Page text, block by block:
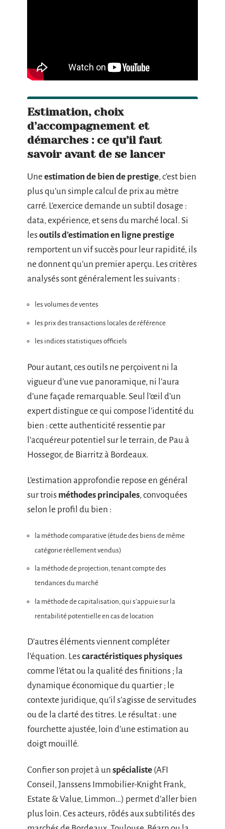
Estimation, choix
d’accompagnement et
démarches : ce qu’il faut
savoir avant de se lancer
Une estimation de bien de prestige, c’est bien
plus qu’un simple calcul de prix au mètre
carré. L’exercice demande un subtil dosage :
data, expérience, et sens du marché local. Si
lesoutils d’estimation en ligne prestige
remportent un vif succès pour leur rapidité, ils
ne donnent qu’un premier aperçu. Les critères
analysés sont généralement les suivants :
les volumes de ventes
les prix des transactions locales de référence
les indices statistiques officiels
Pour autant, ces outils ne perçoivent ni la
vigueur d’une vue panoramique, ni l’aura
d’une façade remarquable. Seul l’œil d’un
expert distingue ce qui compose l’identité du
bien : cette authenticité ressentie par
l’acquéreur potentiel sur le terrain, de Pau à
Hossegor, de Biarritz à Bordeaux.
L’estimation approfondie repose en général
sur trois méthodes principales, convoquées
selon le profil du bien :
la méthode comparative (étude des biens de même
catégorie réellement vendus)
la méthode de projection, tenant compte des
tendances du marché
la méthode de capitalisation, qui s’appuie sur la
rentabilité potentielle en cas de location
D’autres éléments viennent compléter
l’équation. Lescaractéristiques physiques
comme l’état ou la qualité des finitions ; la
dynamique économique du quartier ; le
contexte juridique, qu’il s’agisse de servitudes
ou de la clarté des titres. Le résultat : une
fourchette ajustée, loin d’une estimation au
doigt mouillé.
Confier son projet à un spécialiste (AFI
Conseil, Janssens Immobilier-Knight Frank,
Estate & Value, Limmon…) permet d’aller bien
plus loin. Ces acteurs, rôdés aux subtilités des